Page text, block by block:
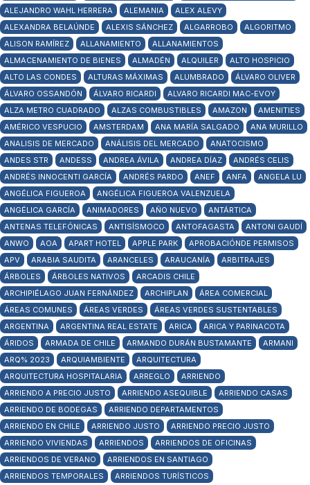
ALEJANDRO WAHL HERRERA
ALEMANIA
ALEX ALEVY
ALEXANDRA BELAÚNDE
ALEXIS SÁNCHEZ ALGARROBO
ALGORITMO
ALISON RAMÍREZ
ALLANAMIENTO
ALLANAMIENTOS
ALMACENAMIENTO DE BIENES
ALMADÉN ALQUILER
ALTO HOSPICIO
ALTO LAS CONDES
ALTURAS MÁXIMAS ALUMBRADO
ÁLVARO OLIVER
ÁLVARO OSSANDÓN
ÁLVARO RICARDI
ALVARO RICARDI MAC-EVOY
ALZA METRO CUADRADO
ALZAS COMBUSTIBLES AMAZON
AMENITIES
AMÉRICO VESPUCIO
AMSTERDAM ANA MARÍA SALGADO
ANA MURILLO
ANALISIS DE MERCADO
ANÁLISIS DEL MERCADO
ANATOCISMO
ANDES STR
ANDESS ANDREA ÁVILA ANDREA DÍAZ
ANDRÉS CELIS
ANDRÉS INNOCENTI GARCÍA
ANDRÉS PARDO ANEF ANFA
ANGELA LU
ANGÉLICA FIGUEROA
ANGÉLICA FIGUEROA VALENZUELA
ANGÉLICA GARCÍA
ANIMADORES AÑO NUEVO
ANTÁRTICA
ANTENAS TELEFÓNICAS
ANTISÍSMOCO ANTOFAGASTA
ANTONI GAUDÍ
ANWO
AOA APART HOTEL APPLE PARK
APROBACIÓNDE PERMISOS
APV
ARABIA SAUDITA ARANCELES ARAUCANÍA
ARBITRAJES
ÁRBOLES
ÁRBOLES NATIVOS
ARCADIS CHILE
ARCHIPIÉLAGO JUAN FERNÁNDEZ
ARCHIPLAN
ÁREA COMERCIAL
ÁREAS COMUNES
ÁREAS VERDES
ÁREAS VERDES SUSTENTABLES
ARGENTINA
ARGENTINA REAL ESTATE ARICA
ARICA Y PARINACOTA
ÁRIDOS
ARMADA DE CHILE ARMANDO DURÁN BUSTAMANTE
ARMANI
ARQ% 2023
ARQUIAMBIENTE
ARQUITECTURA
ARQUITECTURA HOSPITALARIA
ARREGLO
ARRIENDO
ARRIENDO A PRECIO JUSTO
ARRIENDO ASEQUIBLE
ARRIENDO CASAS
ARRIENDO DE BODEGAS
ARRIENDO DEPARTAMENTOS
ARRIENDO EN CHILE
ARRIENDO JUSTO
ARRIENDO PRECIO JUSTO
ARRIENDO VIVIENDAS
ARRIENDOS
ARRIENDOS DE OFICINAS
ARRIENDOS DE VERANO
ARRIENDOS EN SANTIAGO
ARRIENDOS TEMPORALES
ARRIENDOS TURÍSTICOS